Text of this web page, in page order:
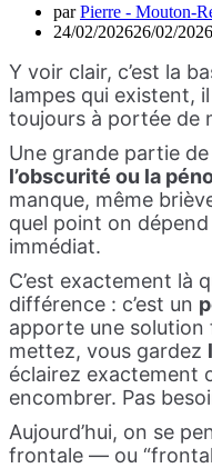
parPierre - Mouton-
24/02/202626/02/2026
Y voir clair, c’est la
lampes qui existent,
toujours à portée de
Une grande partie
l’obscurité ou la
manque, même
quel point on dépend
immédiat.
C’est exactement là
différence : c’est un
apporte une solution
mettez, vous gardez
éclairez exactement
encombrer. Pas
Aujourd’hui, on se
frontale — ou